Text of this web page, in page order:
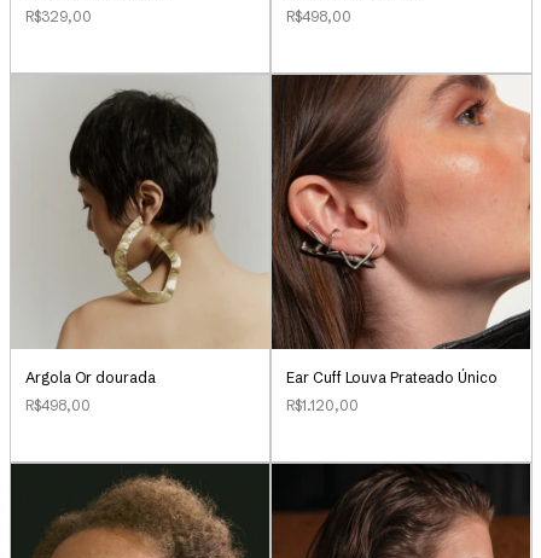
R$329,00
R$498,00
Argola Or dourada
R$498,00
Ear Cuff Louva Prateado Único
R$1.120,00